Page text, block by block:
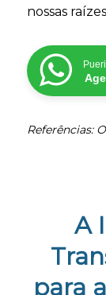
nossas
Referências:
A
para